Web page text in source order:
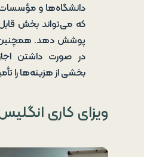
دانشگاه‌ها و
که می‌تواند بخش
پوشش دهد. همچنین
در صورت داشتن
بخشی از هزینه‌ها را
ویزای کاری